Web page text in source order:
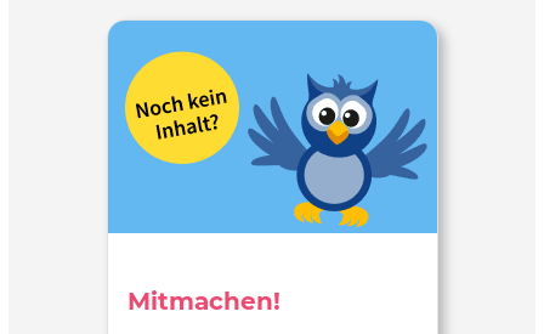
Mitmachen!